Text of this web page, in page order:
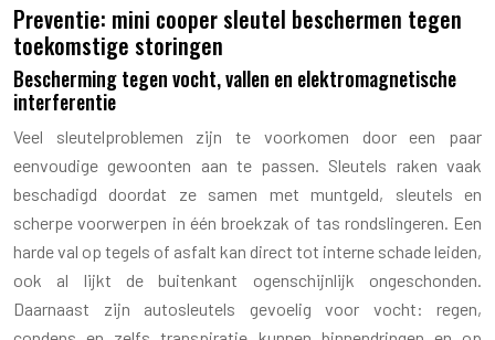
Preventie: mini cooper sleutel beschermen tegen
toekomstige storingen
Bescherming tegen vocht, vallen en elektromagnetische
interferentie
Veel sleutelproblemen zijn te voorkomen door een paar
eenvoudige gewoonten aan te passen. Sleutels raken vaak
beschadigd doordat ze samen met muntgeld, sleutels en
scherpe voorwerpen in één broekzak of tas rondslingeren. Een
harde val op tegels of asfalt kan direct tot interne schade leiden,
ook al lijkt de buitenkant ogenschijnlijk ongeschonden.
Daarnaast zijn autosleutels gevoelig voor vocht: regen,